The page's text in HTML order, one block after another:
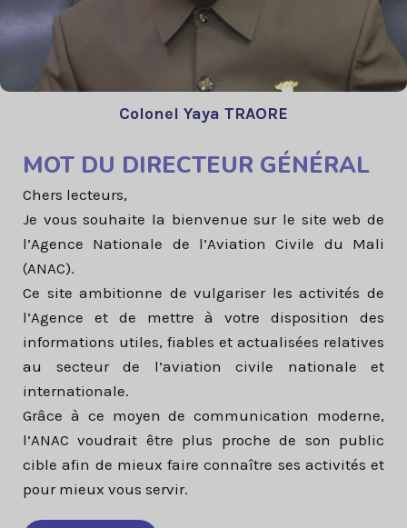
MOT DU DIRECTEUR GÉNÉRAL
Chers lecteurs,
Je vous souhaite la bienvenue sur le site web de
l’Agence Nationale de l’Aviation Civile du Mali
(ANAC).
Ce site ambitionne de vulgariser les activités de
l’Agence et de mettre à votre disposition des
informations utiles, fiables et actualisées relatives
au secteur de l’aviation civile nationale et
internationale.
Grâce à ce moyen de communication moderne,
l’ANAC voudrait être plus proche de son public
cible afin de mieux faire connaître ses activités et
pour mieux vous servir.
Colonel Yaya TRAORE